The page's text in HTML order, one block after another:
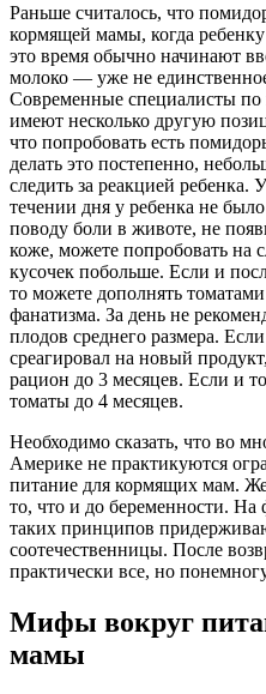
Раньше считалось, что
кормящей мамы, когда
это время обычно начинают
молоко — уже не
Современные специалисты
имеют несколько другую
что попробовать есть
делать это постепенно,
следить за реакцией ребенка.
течении дня у ребенка не
поводу боли в животе, не
коже, можете попробовать на
кусочек побольше. Если и
то можете дополнять
фанатизма. За день не
плодов среднего размера.
среагировал на новый
рацион до 3 месяцев. Если и
томаты до 4 месяцев.
Необходимо сказать, что во
Америке не практикуются
питание для кормящих мам.
то, что и до беременности.
таких принципов
соотечественницы. После
практически все, но
Мифы вокруг
мамы